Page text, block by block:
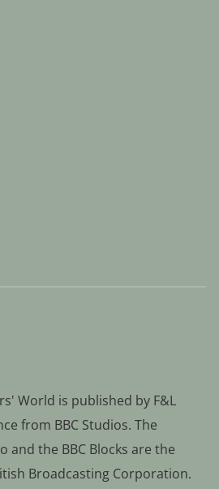
World is published by F&L
from BBC Studios. The
and the BBC Blocks are the
Broadcasting Corporation.